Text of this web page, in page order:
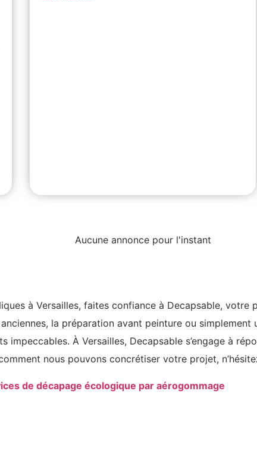
Aucune annonce pour l'instant
à Versailles, faites confiance à Decapsable,
la préparation avant peinture ou simplement
À Versailles, Decapsable s’engage à
nous pouvons concrétiser votre projet,
de décapage écologique par aérogommage